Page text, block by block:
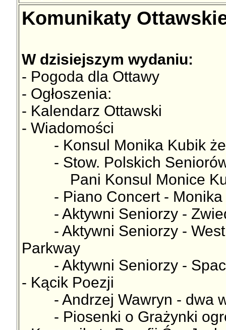
Komunikaty
W dzisiejszym wydaniu:
- Pogoda dla Ottawy
- Ogłoszenia:
- Kalendarz Ottawski
- Wiadomości
- Konsul Monika Kubik
- Stow. Polskich Seniorów
Pani Konsul Monice
- Piano Concert - Monika
- Aktywni Seniorzy -
- Aktywni Seniorzy -
Parkway
- Aktywni Seniorzy -
- Kącik Poezji
- Andrzej Wawryn - dwa
- Piosenki o Grażynki